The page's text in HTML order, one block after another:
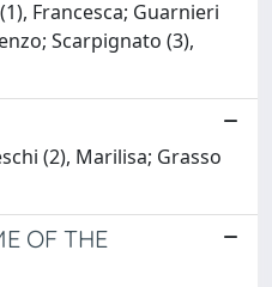
Francesca; Guarnieri
Scarpignato (3),
(2), Marilisa; Grasso
OF THE